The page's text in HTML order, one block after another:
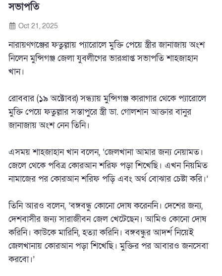
সভাপতি
Oct 21, 2025
নারায়ণগঞ্জের ফতুল্লায় প্যারোলে মুক্তি পেয়ে স্ত্রীর জানাজায় অংশ
নিলেন মুন্সিগঞ্জ জেলা যুবলীগের ভারপ্রাপ্ত সভাপতি শাহজাহান
খান।
রোববার (১৯ অক্টোবর) সন্ধ্যায় মুন্সিগঞ্জ কারাগার থেকে প্যারোলে
মুক্তি পেয়ে ফতুল্লার সস্তাপুরে স্ত্রী ডা. গোলশান আক্তার বানুর
জানাজায় অংশ নেন তিনি।
এসময় শাহজাহান খান বলেন, ‌‘জেলখানা আমার জন্য নেয়ামত।
জেলে থেকে পবিত্র কোরআন শরিফ পড়া শিখেছি। এখন নিয়মিত
নামাজের পর কোরআন শরিফ পড়ি এবং অর্থ বোঝার চেষ্টা করি।’
তিনি আরও বলেন, ‘বঙ্গবন্ধু কোনো দোষ করেননি। দেশের জন্য,
দেশবাসীর জন্য সারাজীবন জেল খেটেছেন। আমিও কোনো দোষ
করিনি। কাউকে মারিনি, হত্যা করিনি। বঙ্গবন্ধুর আদর্শ নিয়েই
জেলখানায় কোরআন পড়া শিখেছি। মুক্তির পর আবারও জনসেবা
করবো।’